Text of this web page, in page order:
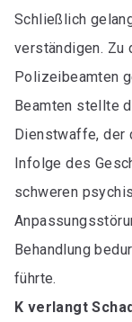
Schließlich
verständigen. Zu
Polizeibeamten
Beamten stellte
Dienstwaffe, der
Infolge des
schweren
Behandlung
führte.
K verlangt